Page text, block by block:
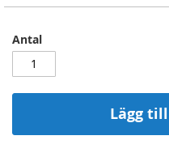
Antal
Lägg